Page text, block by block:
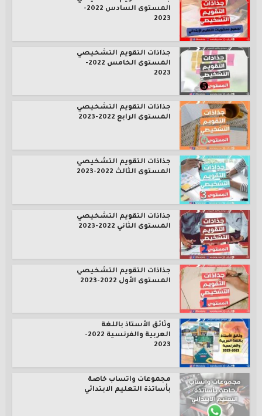
المستوى السادس 2022-
2023
جذاذات التقويم التشخيصي
المستوى الخامس 2022-
2023
جذاذات التقويم التشخيصي
المستوى الرابع 2022-2023
جذاذات التقويم التشخيصي
المستوى الثالث 2022-2023
جذاذات التقويم التشخيصي
المستوى الثاني 2022-2023
جذاذات التقويم التشخيصي
المستوى الأول 2022-2023
وثائق الأستاذ باللغة
العربية والفرنسية 2022-
2023
مجموعات واتساب خاصة
بأساتذة التعليم الابتدائي